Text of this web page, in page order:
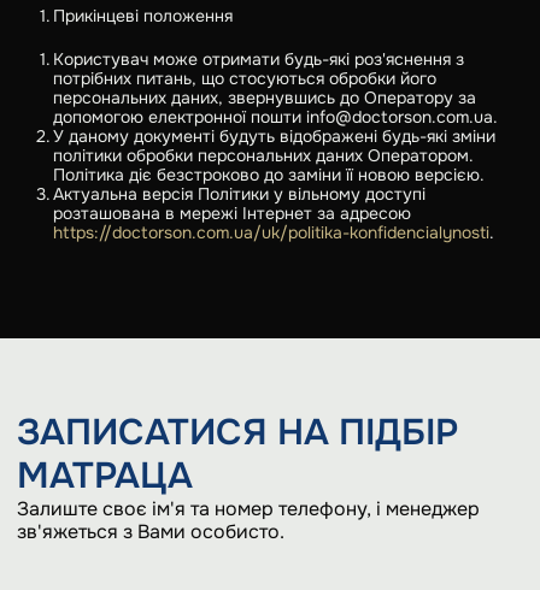
Прикінцеві положення
Користувач може отримати будь-які роз'яснення з
потрібних питань, що стосуються обробки його
персональних даних, звернувшись до Оператору за
допомогою електронної пошти info@doctorson.com.ua.
У даному документі будуть відображені будь-які зміни
політики обробки персональних даних Оператором.
Політика діє безстроково до заміни її новою версією.
Актуальна версія Політики у вільному доступі
розташована в мережі Інтернет за адресою
https://doctorson.com.ua/uk/politika-konfidencialynosti.
ЗАПИСАТИСЯ НА ПІДБІР
МАТРАЦА
Залиште своє ім'я та номер телефону, і менеджер
зв'яжеться з Вами особисто.